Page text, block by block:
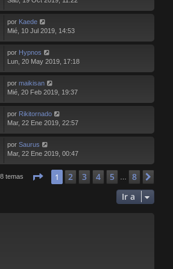
por Kaede
Mié, 10 Jul 2019, 14:53
por Hypnos
Lun, 20 May 2019, 17:18
por maikisan
Mié, 20 Feb 2019, 19:37
por Rikitornado
Mar, 22 Ene 2019, 22:57
por Saurus
Mar, 22 Ene 2019, 00:47
temas Página de 8
1 2 3 4 5 8
Ir a